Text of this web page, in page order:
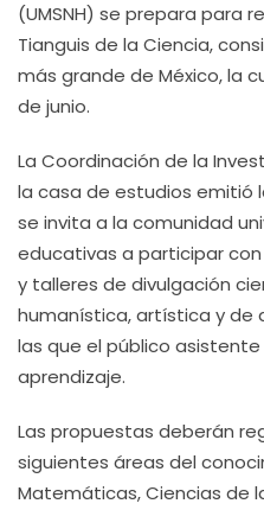
(UMSNH) se prepara para
Tianguis de la Ciencia,
más grande de México, la
de junio.
La Coordinación de la
la casa de estudios emitió
se invita a la comunidad
educativas a participar
y talleres de divulgación
humanística, artística y de
las que el público
aprendizaje.
Las propuestas deberán
siguientes áreas del
Matemáticas, Ciencias de